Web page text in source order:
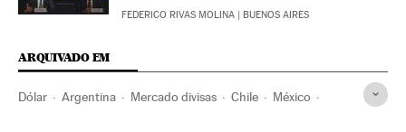
FEDERICO RIVAS MOLINA | BUENOS AIRES
ARQUIVADO EM
Dólar Argentina Mercado divisas Chile México